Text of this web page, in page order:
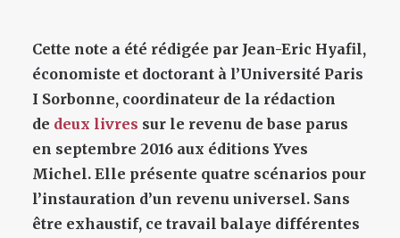
Cette note a été rédigée par Jean-Eric Hyafil,
économiste et doctorant à l’Université Paris
I Sorbonne, coordinateur de la rédaction
de deux livres sur le revenu de base parus
en septembre 2016 aux éditions Yves
Michel. Elle présente quatre scénarios pour
l’instauration d’un revenu universel. Sans
être exhaustif, ce travail balaye différentes